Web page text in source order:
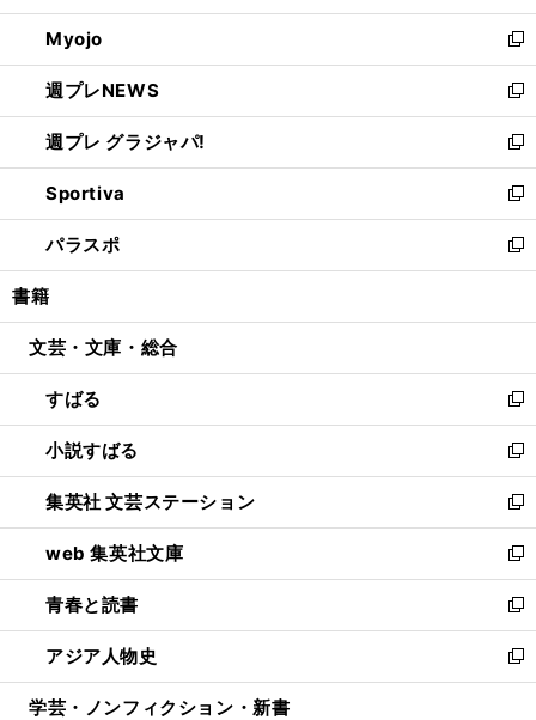
開
く
ウ
で
開
く
ン
ド
ウ
で
開
く
ウ
ィ
ン
ド
ウ
で
開
く
Myojo
新
し
い
ウ
ィ
ン
ド
ウ
で
開
週プレNEWS
新
し
い
ウ
ィ
ン
ド
ウ
開
週プレ グラジャパ!
新
し
い
ウ
ィ
ン
ウ
開
く
Sportiva
新
し
い
ウ
ン
ウ
で
開
く
パラスポ
新
し
ウ
ン
ド
ウ
で
開
く
書籍
文芸・文庫・総合
すばる
新
し
い
ウ
ィ
ン
ド
ウ
で
開
く
小説すばる
新
し
い
ウ
ィ
ン
ド
ウ
で
開
集英社 文芸ステーション
新
し
い
ウ
ィ
ン
ド
ウ
web 集英社文庫
新
し
い
ウ
ィ
ン
青春と読書
新
し
い
ウ
アジア人物史
新
し
学芸・ノンフィクション・新書